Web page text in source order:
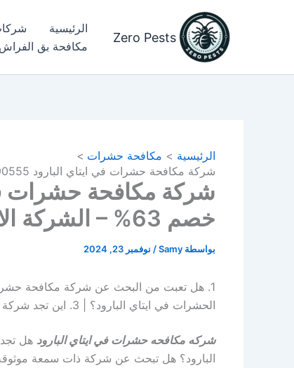
Zero Pests
الرئيسية
مكافحة بق الفراش​
الرئيسية
مكافحة حشرات
شركة مكافحة حشرات في ايتاي البارود 01029290555 خصم 63% – الشركة الالمانية
خصم 63% – الشركة الالمانية
بواسطة Samy
/ نوفمبر 23, 2024
الحشرات في ايتاي البارود؟ | 3. اين تجد شركة مكافحة حشرات ايتاي البارود؟
شركه مكافحه حشرات في ايتاي البارود هل